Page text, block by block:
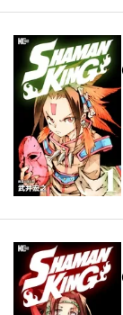
ポイント
ポイント